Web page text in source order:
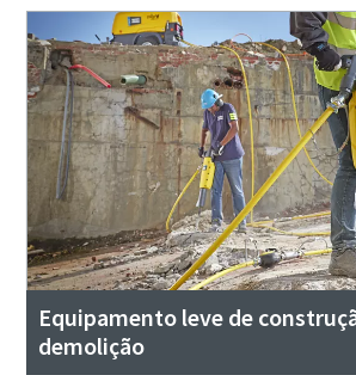
Equipamento leve de
demolição